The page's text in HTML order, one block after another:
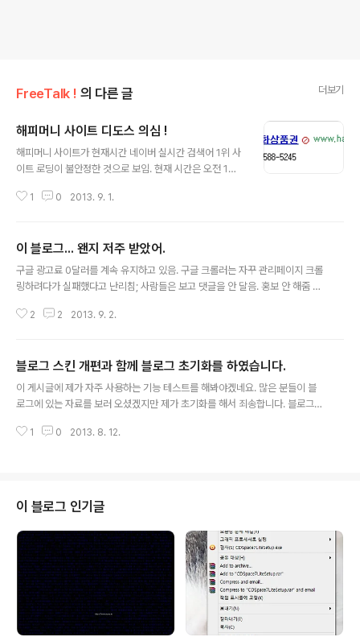
FreeTalk ! 의 다른 글 더보기
해피머니 사이트 디도스 의심 !
해피머니 사이트가 현재시간 네이버 실시간 검색어 1위 사
이트 로딩이 불안정한 것으로 보임. 현재 시간은 오전 1시
무언가 외부에 의해서 문제가 생겼다는 것인데. 내부 서버
1 0 2013. 9. 1.
이 블로그... 왠지 저주 받았어.
구글 광고료 0달러를 계속 유지하고 있음. 구글 크롤러는 자꾸 관리페이지 크롤
링하려다가 실패했다고 난리침; 사람들은 보고 댓글을 안 달음. 홍보 안 해줌 치
2 2 2013. 9. 2.
블로그 스킨 개편과 함께 블로그 초기화를 하였습니다.
이 게시글에 제가 자주 사용하는 기능 테스트를 해봐야겠네요. 많은 분들이 블
로그에 있는 자료를 보러 오셨겠지만 제가 초기화를 해서 죄송합니다. 블로그로
습니다.
1 0 2013. 8. 12.
이 블로그 인기글